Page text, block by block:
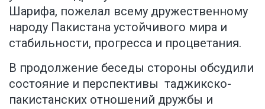
Шарифа, пожелал всему дружественному
народу Пакистана устойчивого мира и
стабильности, прогресса и процветания.
В продолжение беседы стороны обсудили
состояние и перспективы таджикско-
пакистанских отношений дружбы и